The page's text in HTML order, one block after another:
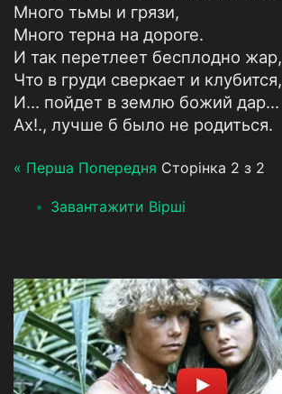
Много тьмы и грязи,
Много терна на дороге.
И так перетлеет бесплодно жар,
Что в груди сверкает и клубится,
И... пойдет в землю божий дар...
Ах!., лучше б было не родиться.
« Перша Попередня Сторінка 2 з 2
Завантажити Вірші